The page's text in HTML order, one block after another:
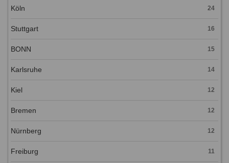
Köln 24
Stuttgart 16
BONN 15
Karlsruhe 14
Kiel 12
Bremen 12
Nürnberg 12
Freiburg 11